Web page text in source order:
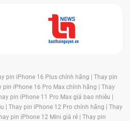
pin iPhone 16 Plus chính hãng | Thay pin
pin iPhone 16 Pro Max chính hãng | Thay
pin iPhone 11 Pro Max giá bao nhiêu |
| Thay pin iPhone 12 Pro chính hãng | Thay
pin iPhone 12 Mini giá rẻ | Thay pin